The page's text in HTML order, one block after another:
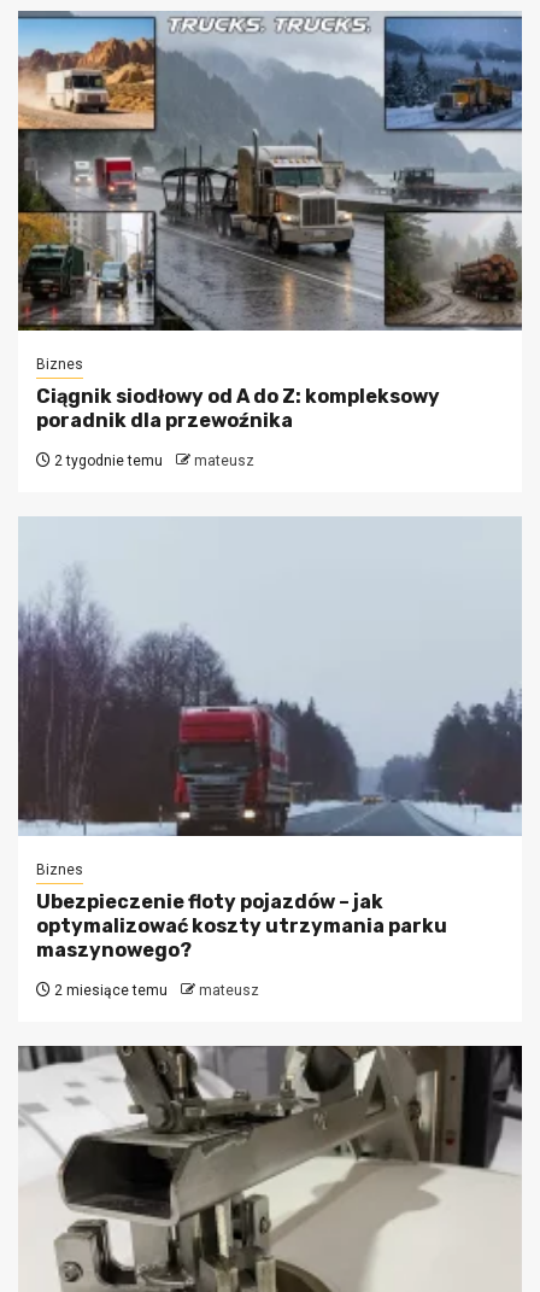
Biznes
Ciągnik siodłowy od A do Z: kompleksowy
poradnik dla przewoźnika
2 tygodnie temu mateusz
Biznes
Ubezpieczenie floty pojazdów – jak
optymalizować koszty utrzymania parku
maszynowego?
2 miesiące temu mateusz